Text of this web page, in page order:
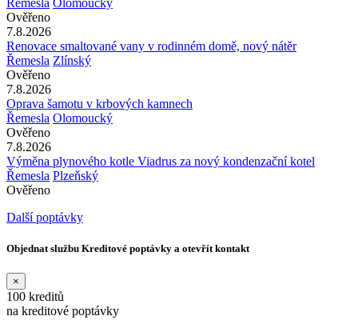
Řemesla Olomoucký
Ověřeno
7.8.2026
Renovace smaltované vany v rodinném domě, nový nátěr
Řemesla Zlínský
Ověřeno
7.8.2026
Oprava šamotu v krbových kamnech
Řemesla Olomoucký
Ověřeno
7.8.2026
Výměna plynového kotle Viadrus za nový kondenzační kotel
Řemesla Plzeňský
Ověřeno
Další poptávky
Objednat službu Kreditové poptávky a otevřít kontakt
×
100 kreditů
na kreditové poptávky